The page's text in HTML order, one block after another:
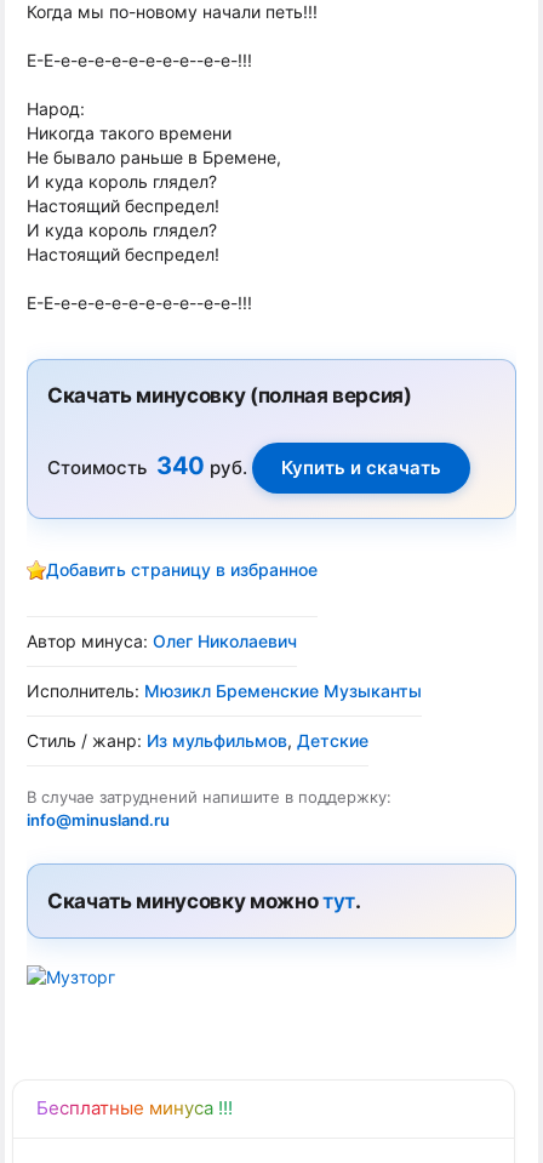
Бесплатные минуса !!!
Когда мы по-новому начали петь!!!
Е-Е-е-е-е-е-е-е-е-е--е-е-!!!
Народ:
Никогда такого времени
Не бывало раньше в Бремене,
И куда король глядел?
Настоящий беспредел!
И куда король глядел?
Настоящий беспредел!
Е-Е-е-е-е-е-е-е-е-е--е-е-!!!
Скачать минусовку (полная версия)
Стоимость 340 руб.
Добавить страницу в избранное
Автор минуса: Олег Николаевич
Исполнитель: Мюзикл Бременские Музыканты
Стиль / жанр: Из мульфильмов, Детские
В случае затруднений напишите в поддержку:
info@minusland.ru
Скачать минусовку можнотут.